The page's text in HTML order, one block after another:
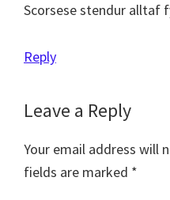
Scorsese stendur alltaf
Reply
Leave a Reply
Your email address will
fields are marked *